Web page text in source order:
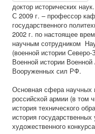
доктор исторических наук.
С 2009 г. – профессор
государственного
2002 г. по настоящее
научным сотрудником
(военной истории
Военной истории
Вооруженных сил РФ.
Основная сфера научных
российской армии (в том
история технического
история
художественного